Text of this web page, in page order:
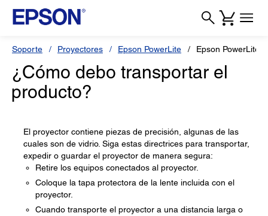
Soporte Proyectores Epson PowerLite Epson PowerLite
¿Cómo debo transportar el
producto?
El proyector contiene piezas de precisión, algunas de las
cuales son de vidrio. Siga estas directrices para transportar,
expedir o guardar el proyector de manera segura:
Retire los equipos conectados al proyector.
Coloque la tapa protectora de la lente incluida con el
proyector.
Cuando transporte el proyector a una distancia larga o